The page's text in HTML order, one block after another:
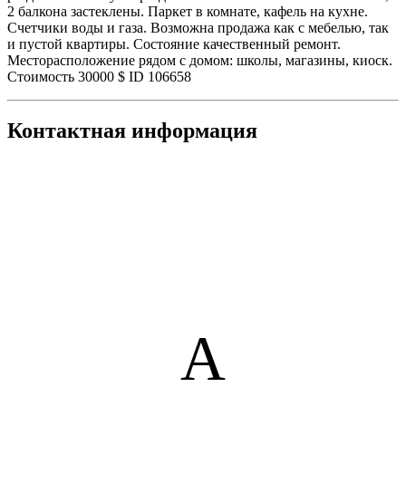
2 балкона застеклены. Паркет в комнате, кафель на кухне.
Счетчики воды и газа. Возможна продажа как с мебелью, так
и пустой квартиры. Состояние качественный ремонт.
Месторасположение рядом с домом: школы, магазины, киоск.
Стоимость 30000 $ ID 106658
Контактная информация
А